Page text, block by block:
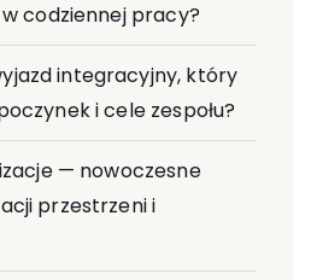
codziennej pracy?
integracyjny, który
i cele zespołu?
— nowoczesne
przestrzeni i